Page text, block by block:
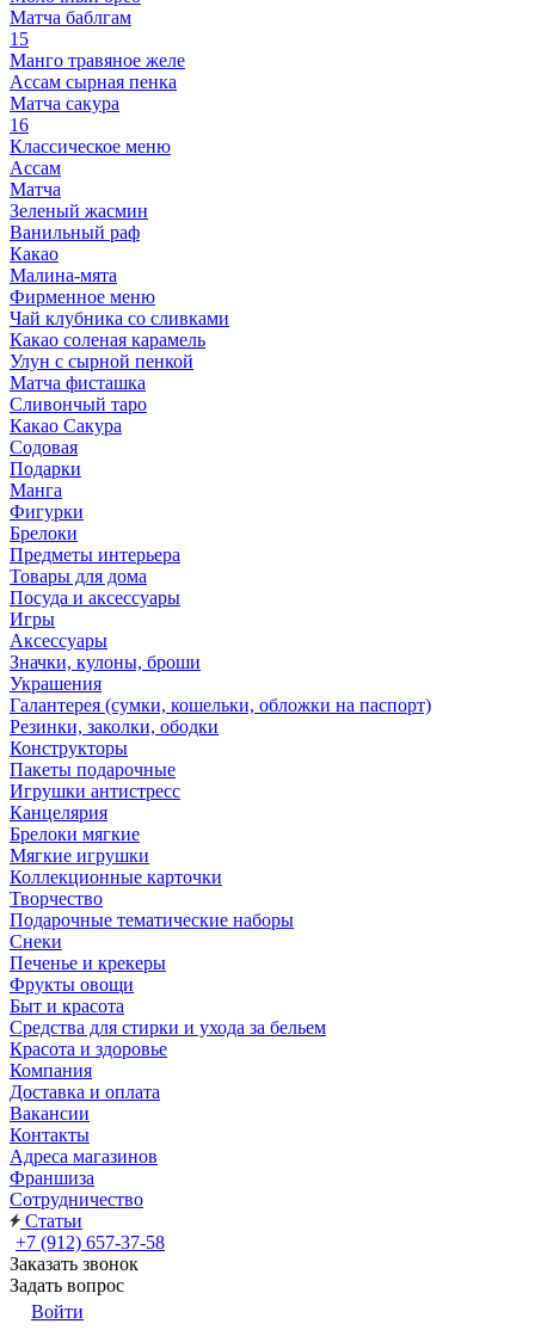
Матча баблгам
15
Манго травяное желе
Ассам сырная пенка
Матча сакура
16
Классическое меню
Ассам
Матча
Зеленый жасмин
Ванильный раф
Какао
Малина-мята
Фирменное меню
Чай клубника со сливками
Какао соленая карамель
Улун с сырной пенкой
Матча фисташка
Сливончый таро
Какао Сакура
Содовая
Подарки
Манга
Фигурки
Брелоки
Предметы интерьера
Товары для дома
Посуда и аксессуары
Игры
Аксессуары
Значки, кулоны, броши
Украшения
Галантерея (сумки, кошельки, обложки на паспорт)
Резинки, заколки, ободки
Конструкторы
Пакеты подарочные
Игрушки антистресс
Канцелярия
Брелоки мягкие
Мягкие игрушки
Коллекционные карточки
Творчество
Подарочные тематические наборы
Снеки
Печенье и крекеры
Фрукты овощи
Быт и красота
Средства для стирки и ухода за бельем
Красота и здоровье
Компания
Доставка и оплата
Вакансии
Контакты
Адреса магазинов
Франшиза
Сотрудничество
Статьи
+7 (912) 657-37-58
Заказать звонок
Задать вопрос
Войти